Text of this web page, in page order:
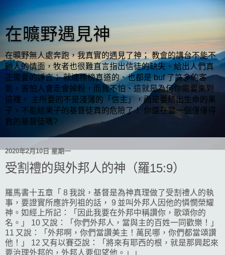
在曠野遇見神
在曠野無人處奔跑，我真實的遇見了神； 教會的講台不能不
顧人的情面，牧者也很難直言指出信徒的缺失、給出人們真
正需要的諍言； 就連標榜真道的、也都是 buf 了許多的客
氣，害怕人會走會掉粉，而我不怕、這就是為何你需要來到
這裡。 主所要的不是淺薄的「信主」，而是要結出生命的果
子，不能結果子的基督徒真的危險了！ 你還在當一個僅僅得
救的基督徒嗎?
2020年2月10日 星期一
受割禮的與外邦人的神（羅15:9）
羅馬書十五章「 8 我說，基督是為神真理做了受割禮人的執
事，要證實所應許列祖的話， 9 並叫外邦人因他的憐憫榮耀
神。如經上所記：「因此我要在外邦中稱讚你，歌頌你的
名。」 10 又說：「你們外邦人，當與主的百姓一同歡樂！」
11 又說：「外邦啊，你們當讚美主！萬民哪，你們都當頌讚
他！」 12 又有以賽亞說：「將來有耶西的根，就是那興起來
要治理外邦的，外邦人要仰望他。」」